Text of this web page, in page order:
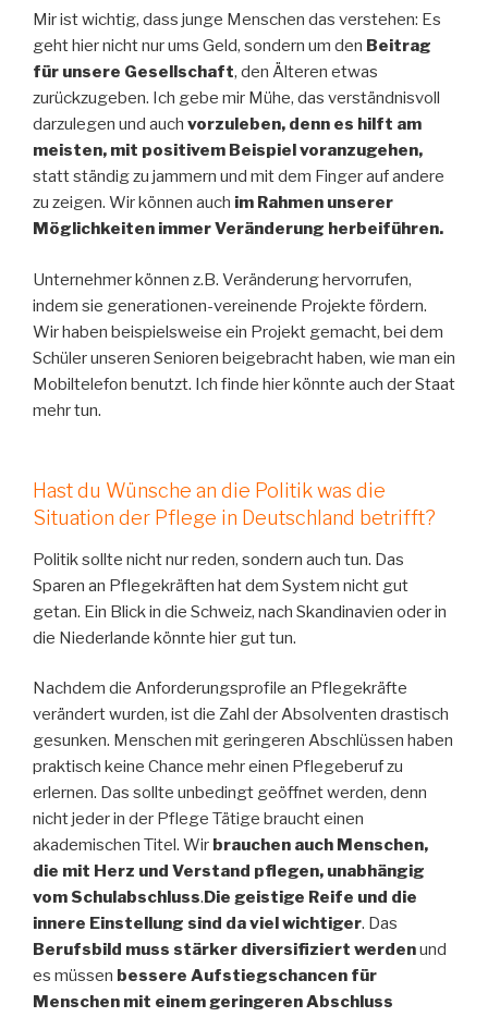
Mir ist wichtig, dass junge Menschen das verstehen: Es
geht hier nicht nur ums Geld, sondern um den Beitrag
für unsere Gesellschaft, den Älteren etwas
zurückzugeben. Ich gebe mir Mühe, das verständnisvoll
darzulegen und auch vorzuleben, denn es hilft am
meisten, mit positivem Beispiel voranzugehen,
statt ständig zu jammern und mit dem Finger auf andere
zu zeigen. Wir können auch im Rahmen unserer
Möglichkeiten immer Veränderung herbeiführen.
Unternehmer können z.B. Veränderung hervorrufen,
indem sie generationen-vereinende Projekte fördern.
Wir haben beispielsweise ein Projekt gemacht, bei dem
Schüler unseren Senioren beigebracht haben, wie man ein
Mobiltelefon benutzt. Ich finde hier könnte auch der Staat
mehr tun.
Hast du Wünsche an die Politik was die
Situation der Pflege in Deutschland betrifft?
Politik sollte nicht nur reden, sondern auch tun. Das
Sparen an Pflegekräften hat dem System nicht gut
getan. Ein Blick in die Schweiz, nach Skandinavien oder in
die Niederlande könnte hier gut tun.
Nachdem die Anforderungsprofile an Pflegekräfte
verändert wurden, ist die Zahl der Absolventen drastisch
gesunken. Menschen mit geringeren Abschlüssen haben
praktisch keine Chance mehr einen Pflegeberuf zu
erlernen. Das sollte unbedingt geöffnet werden, denn
nicht jeder in der Pflege Tätige braucht einen
akademischen Titel. Wir brauchen auch Menschen,
die mit Herz und Verstand pflegen, unabhängig
vom Schulabschluss.Die geistige Reife und die
innere Einstellung sind da viel wichtiger. Das
Berufsbild muss stärker diversifiziert werdenund
es müssen bessere Aufstiegschancen für
Menschen mit einem geringeren Abschluss